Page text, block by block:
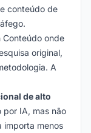
conteúdo de
Conteúdo onde
original,
A
de alto
por IA, mas não
importa menos